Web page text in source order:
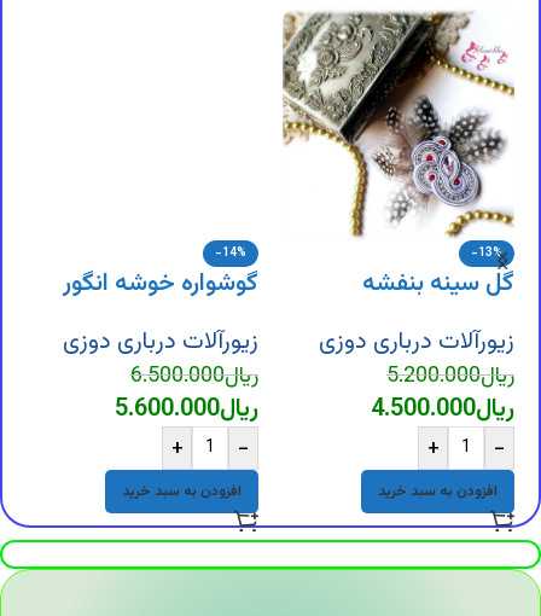
-13%
گل سینه بنفشه
زیورآلات درباری دوزی
ریال5.200.000
ریال4.500.000
-
+
افزودن به سبد خرید
-14%
گوشواره خوشه انگور
زیورآلات درباری دوزی
ریال6.500.000
ریال5.600.000
-
+
افزودن به سبد خرید